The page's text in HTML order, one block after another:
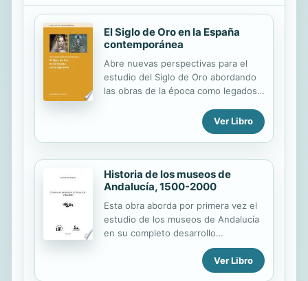
El Siglo de Oro en la España
contemporánea
Abre nuevas perspectivas para el
estudio del Siglo de Oro abordando
las obras de la época como legados
reinterpretando a lo largo del siglo
XX en una conflictiva búsqueda de la
propia identidad nacional.
Ver Libro
Historia de los museos de
Andalucía, 1500-2000
Esta obra aborda por primera vez el
estudio de los museos de Andalucía
en su completo desarrollo
cronológico. Ampliamente
documentada, será de gran utilidad a
los especialistas y estudiosos en la
Ver Libro